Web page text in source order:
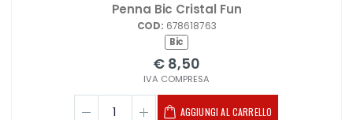
Penna Bic Cristal Fun
COD: 678618763
Bic
€ 8,50
IVA COMPRESA
AGGIUNGI AL CARRELLO